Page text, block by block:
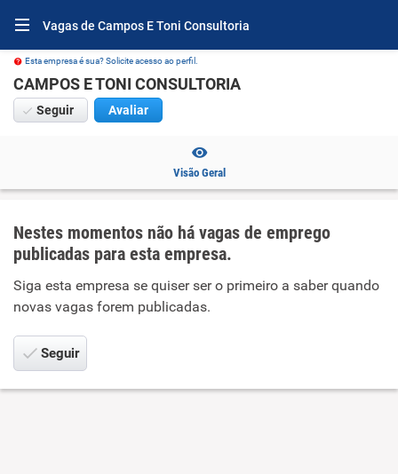
Vagas de Campos E Toni Consultoria
Esta empresa é sua? Solicite acesso ao perfil.
CAMPOS E TONI CONSULTORIA
Seguir Avaliar
Visão Geral
Nestes momentos não há vagas de emprego
publicadas para esta empresa.
Siga esta empresa se quiser ser o primeiro a saber quando
novas vagas forem publicadas.
Seguir